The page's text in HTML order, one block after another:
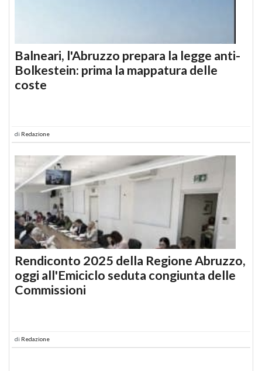
Balneari, l'Abruzzo prepara la legge anti-
Bolkestein: prima la mappatura delle
coste
di Redazione
Rendiconto 2025 della Regione Abruzzo,
oggi all'Emiciclo seduta congiunta delle
Commissioni
di Redazione